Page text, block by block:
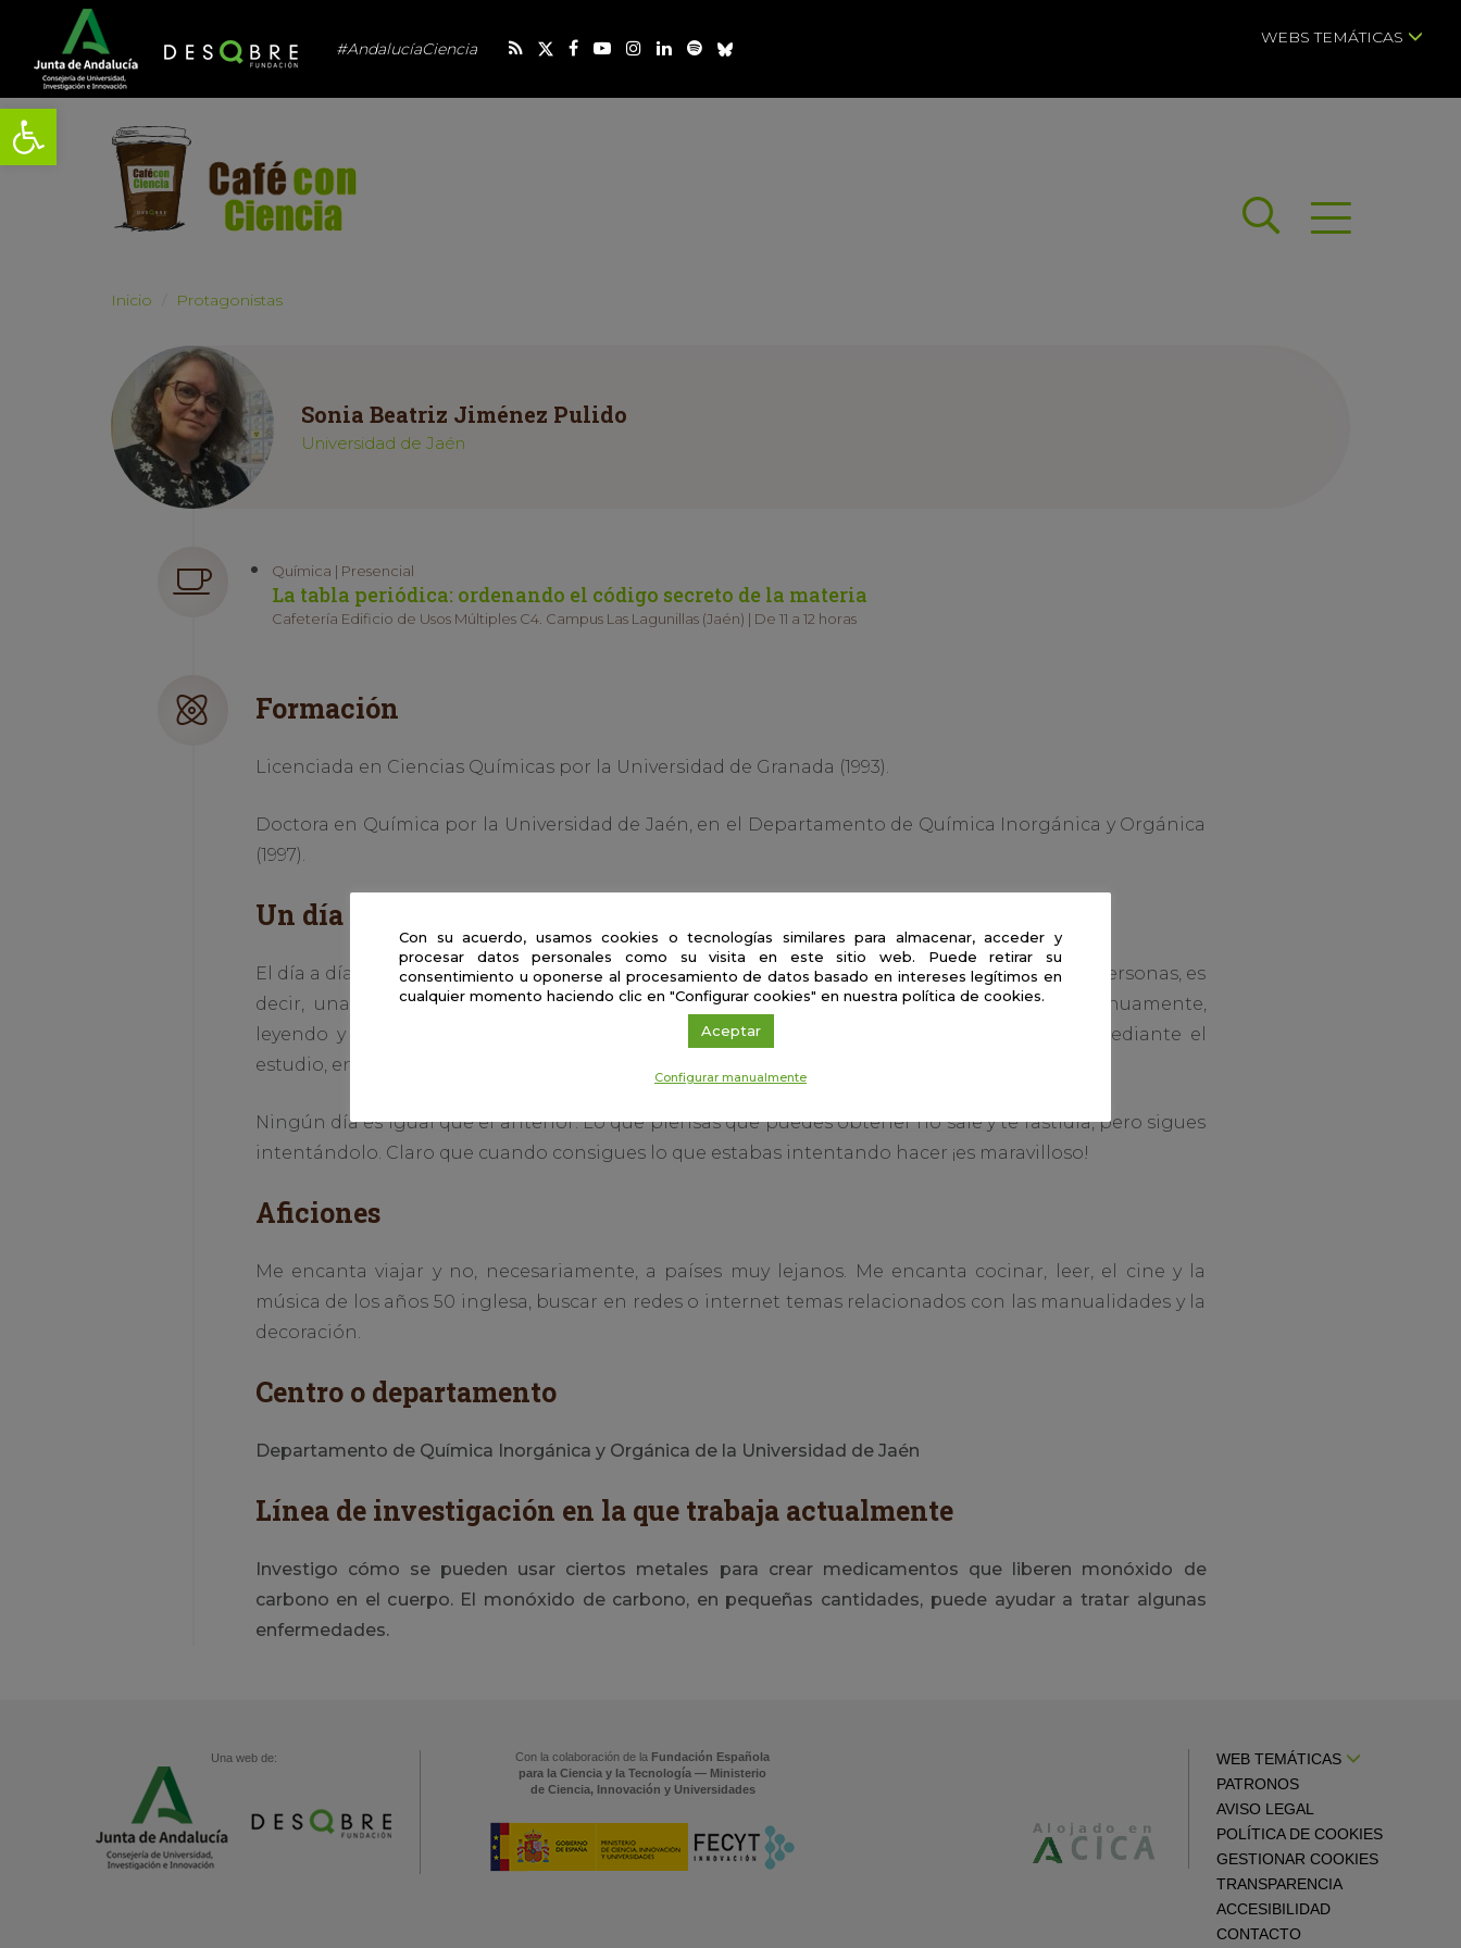
Abrir barra de herramientas
#AndalucíaCiencia
WEBS TEMÁTICAS
BuscarAbrir menú
Inicio Protagonistas
Sonia Beatriz Jiménez Pulido
Universidad de Jaén
Química | Presencial
La tabla periódica: ordenando el código secreto de la materia
Cafetería Edificio de Usos Múltiples C4. Campus Las Lagunillas (Jaén) | De 11 a 12 horas
Formación
Licenciada en Ciencias Químicas por la Universidad de Granada (1993).
Doctora en Química por la Universidad de Jaén, en el Departamento de Química Inorgánica y Orgánica
(1997).
Un día en la vida de un científico
El día a día de un científico y si, además es profesor y madre o padre, es como la del resto de personas, es
decir, una locura. La ventaja es que es apasionante. Tienes que estar estudiando continuamente,
leyendo y pensando cómo poner en práctica tus ideas y/o aquello que has aprendido mediante el
estudio, en un curso, de la charla de un compañero o del último congreso al que has asistido.
Ningún día es igual que el anterior. Lo que piensas que puedes obtener no sale y te fastidia, pero sigues
intentándolo. Claro que cuando consigues lo que estabas intentando hacer ¡es maravilloso!
Aficiones
Me encanta viajar y no, necesariamente, a países muy lejanos. Me encanta cocinar, leer, el cine y la
música de los años 50 inglesa, buscar en redes o internet temas relacionados con las manualidades y la
decoración.
Centro o departamento
Departamento de Química Inorgánica y Orgánica de la Universidad de Jaén
Línea de investigación en la que trabaja actualmente
Investigo cómo se pueden usar ciertos metales para crear medicamentos que liberen monóxido de
carbono en el cuerpo. El monóxido de carbono, en pequeñas cantidades, puede ayudar a tratar algunas
enfermedades.
Una web de: Con la colaboración de la Fundación Española
para la Ciencia y la Tecnología — Ministerio
de Ciencia, Innovación y Universidades
WEB TEMÁTICAS
PATRONOS
AVISO LEGAL
POLÍTICA DE COOKIES
GESTIONAR COOKIES
TRANSPARENCIA
ACCESIBILIDAD
CONTACTO
Con su acuerdo, usamos cookies o tecnologías similares para almacenar, acceder y
procesar datos personales como su visita en este sitio web. Puede retirar su
consentimiento u oponerse al procesamiento de datos basado en intereses legítimos en
cualquier momento haciendo clic en "Configurar cookies" en nuestra política de cookies.
Aceptar
Configurar manualmente